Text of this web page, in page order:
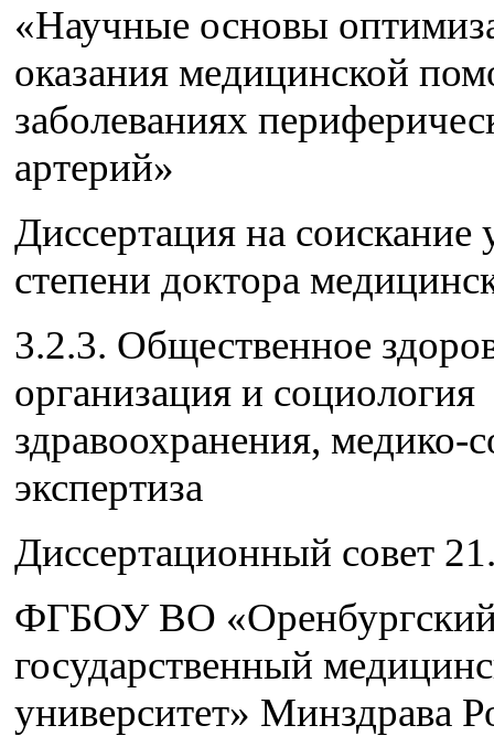
«Научные основы
оказания медицинской
заболеваниях
артерий»
Диссертация на соискание
степени доктора
3.2.3. Общественное
организация и социология
здравоохранения, медико-
экспертиза
Диссертационный совет
ФГБОУ ВО
государственный
университет» Минздрава